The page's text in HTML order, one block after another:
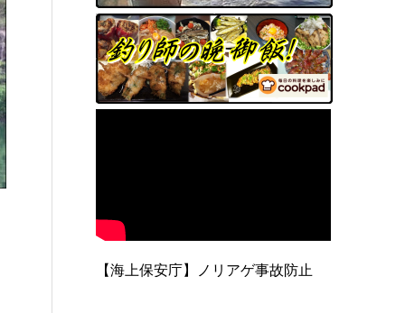
【海上保安庁】ノリアゲ事故防止